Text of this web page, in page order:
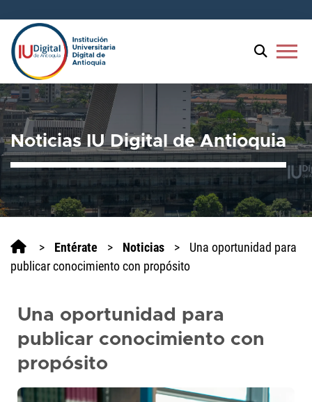
to
One
Accessibility
screen
reader.
To
start
the
All
in
Accessibility
screen
reader,
This
shortcut
activates
menu
Noticias IU Digital de Antioquia
> Entérate > Noticias >
Una oportunidad para
publicar conocimiento con propósito
Una oportunidad para
publicar conocimiento con
propósito